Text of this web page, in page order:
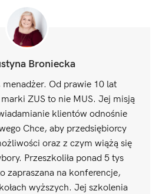
Broniecka
menadżer. Od prawie 10 lat
ZUS to nie MUS. Jej misją
klientów odnośnie
Chce, aby przedsiębiorcy
oraz z czym wiążą się
Przeszkoliła ponad 5 tys
zapraszana na konferencje,
wyższych. Jej szkolenia